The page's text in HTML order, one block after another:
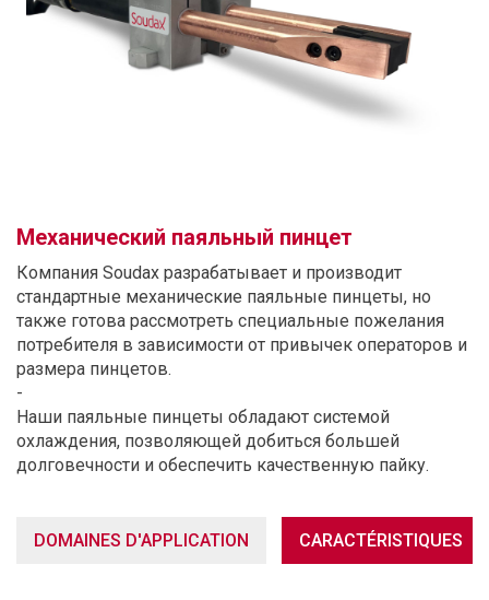
Механический паяльный пинцет
Компания Soudax разрабатывает и производит
стандартные механические паяльные пинцеты, но
также готова рассмотреть специальные пожелания
потребителя в зависимости от привычек операторов и
размера пинцетов.
-
Наши паяльные пинцеты обладают системой
охлаждения, позволяющей добиться большей
долговечности и обеспечить качественную пайку.
DOMAINES D'APPLICATION CARACTÉRISTIQUES